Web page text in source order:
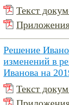
Текст
Решение
изменений в
Иванова на
Текст